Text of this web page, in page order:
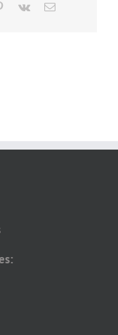
Pinterest
Vk
Correo